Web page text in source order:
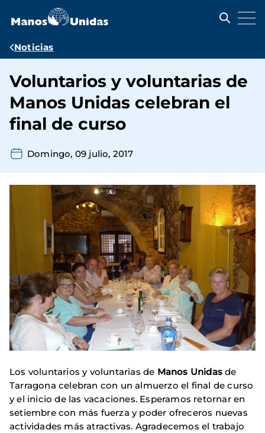
contenido
Ruta
navegación
Noticias
Voluntarios y voluntarias de
Manos Unidas celebran el
final de curso
Domingo, 09 julio, 2017
Los voluntarios y voluntarias de Manos Unidas de
Tarragona celebran con un almuerzo el final de curso
y el inicio de las vacaciones. Esperamos retornar en
setiembre con más fuerza y poder ofreceros nuevas
actividades más atractivas. Agradecemos el trabajo